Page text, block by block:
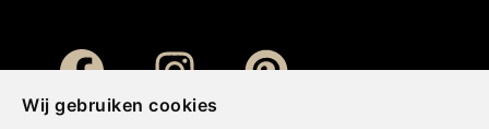
Wij gebruiken cookies